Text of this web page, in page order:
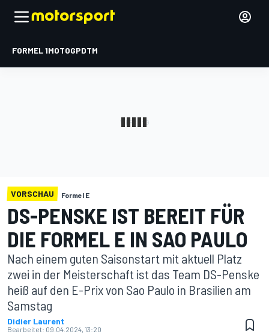
FORMEL 1MOTOGPDTM
VORSCHAU Formel E
DS-PENSKE IST BEREIT FÜR
DIE FORMEL E IN SAO PAULO
Nach einem guten Saisonstart mit aktuell Platz
zwei in der Meisterschaft ist das Team DS-Penske
heiß auf den E-Prix von Sao Paulo in Brasilien am
Samstag
Didier Laurent
Bearbeitet: 09.04.2024, 13:20